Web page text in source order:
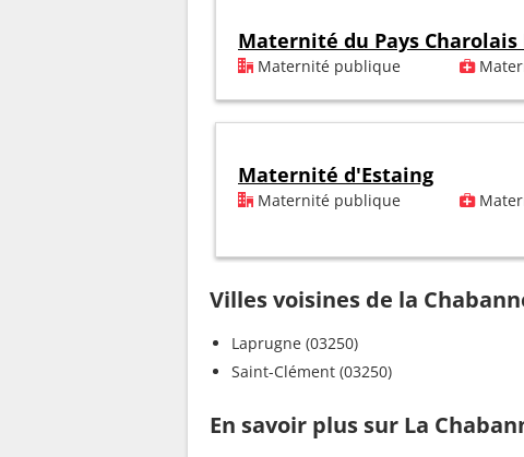
Maternité du Pays
Maternité publique
Maternité d'Estaing
Maternité publique
Villes voisines de la
Laprugne (03250)
Saint-Clément (03250)
En savoir plus sur La